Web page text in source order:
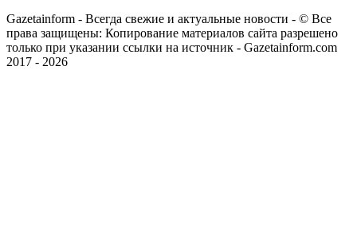
Gazetainform - Всегда свежие и актуальные новости - © Все
права защищены: Копирование материалов сайта разрешено
только при указании ссылки на источник - Gazetainform.com
2017 - 2026